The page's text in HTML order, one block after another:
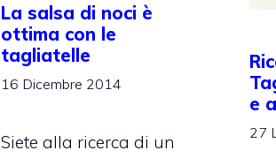
La salsa di noci è
ottima con le
tagliatelle
16 Dicembre 2014
Siete alla ricerca di un
e
27